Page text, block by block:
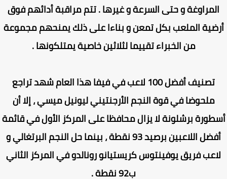
و حتى السرعة و غيرها . تتم مراقبة أدائهم فوق
الملعب بكل تمعن و بناءا على ذلك يمنحهم مجموعة
من الخبراء تقييما لثلاثين خاصية يمتلكونها .
تصنيف أفضل 100 لاعب في فيفا هذا العام شهد تراجع
ملحوضا في قوة النجم الأرجنتيني ليونيل ميسي ، إلا أن
برشلونة لا يزال محافظا على المركز الأول في قائمة
أفضل اللاعبين برصيد 93 نقطة ، بينما حل النجم البرتغالي و
فريق يوفينتوس كريستيانو رونالدو في المركز الثاني